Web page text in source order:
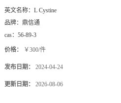
英文名称： L Cystine
品牌： 鼎信通
cas： 56-89-3
价格： ￥300/件
发布日期： 2024-04-24
更新日期： 2026-08-06